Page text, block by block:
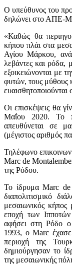
O υπεύθυνος του
δηλώνει στο ΑΠΕ-
«Καθώς θα
κήπου πλάι στα
Αγίου Μάρκου,
λεβάντες και ρόδα,
εξοικειώνονται με
φυτών, τους μύθους
Οι επισκέψεις θα
Μαΐου 2020. Το
απευθύνεται σε
(μέγιστος αριθμός
Τηλέφωνο
Marc de
της Ρόδου.
Το ίδρυμα Marc de
διαπολιτισμικό
μεσαιωνικός κήπος
εποχή των
αφήσει στη Ρόδο
1993, o Marc
περιοχή της
δημιούργησαν το
της μεσαιωνικής